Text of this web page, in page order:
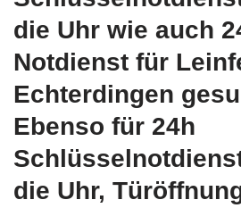
die Uhr wie auch
Notdienst für
Echterdingen
Ebenso für 24h
die Uhr,